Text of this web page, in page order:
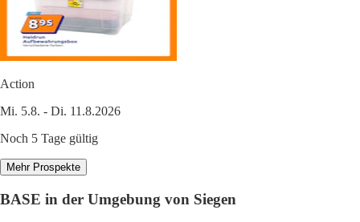
Action
Mi. 5.8. - Di. 11.8.2026
Noch 5 Tage gültig
Mehr Prospekte
BASE in der Umgebung von Siegen